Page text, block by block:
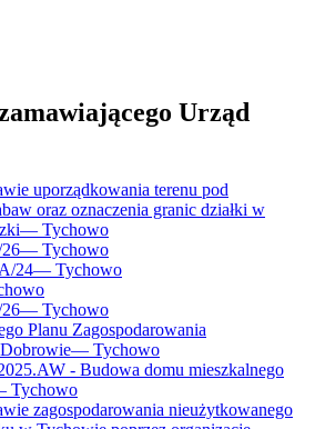
Urząd
uporządkowania terenu pod
oraz oznaczenia granic działki w
— Tychowo
— Tychowo
24— Tychowo
— Tychowo
Planu Zagospodarowania
— Tychowo
- Budowa domu mieszkalnego
Tychowo
zagospodarowania nieużytkowanego